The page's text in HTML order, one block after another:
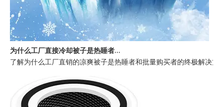
了解为什么工厂直销的凉爽被子是热睡者和批量购买者的终极解决